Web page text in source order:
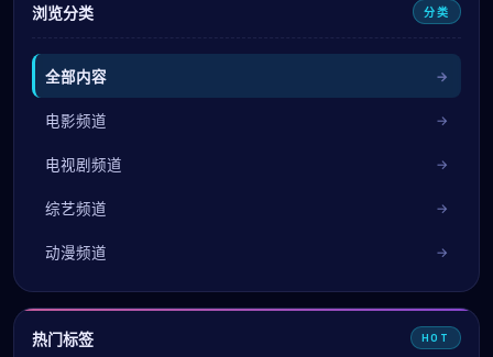
浏览分类 分类
全部内容
电影频道
电视剧频道
综艺频道
动漫频道
热门标签 HOT